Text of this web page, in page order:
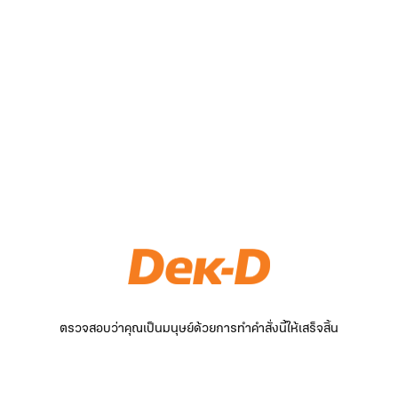
ตรวจสอบว่าคุณเป็นมนุษย์ด้วยการทำคำสั่งนี้ให้เสร็จสิ้น